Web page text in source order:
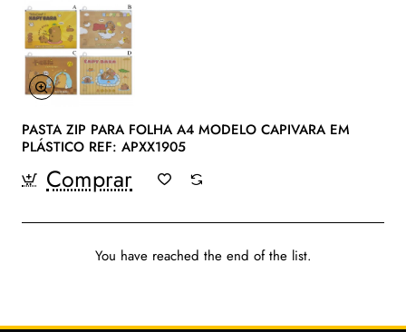
PASTA ZIP PARA FOLHA A4 MODELO CAPIVARA EM
PLÁSTICO REF: APXX1905
Comprar
You have reached the end of the list.